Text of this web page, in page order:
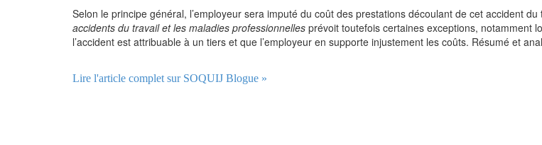
Selon le principe général, l’employeur sera imputé du coût des prestations découlant de cet accident du
accidents du travail et les maladies professionnelles prévoit toutefois certaines exceptions, notamment
l’accident est attribuable à un tiers et que l’employeur en supporte injustement les coûts. Résumé et
Lire l'article complet sur SOQUIJ Blogue »